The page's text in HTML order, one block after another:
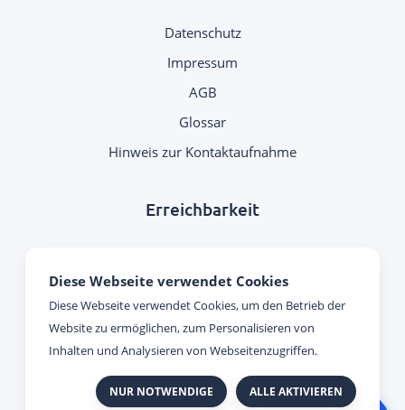
Diese Webseite verwendet Cookies
Diese Webseite verwendet Cookies, um den Betrieb der
Website zu ermöglichen, zum Personalisieren von
Inhalten und Analysieren von Webseitenzugriffen.
NUR NOTWENDIGE ALLE AKTIVIEREN
Datenschutz
Impressum
AGB
Glossar
Hinweis zur Kontaktaufnahme
Erreichbarkeit
09:00 Uhr - 17:00 Uhr
Freitag:
09:00 Uhr - 15:00 Uhr